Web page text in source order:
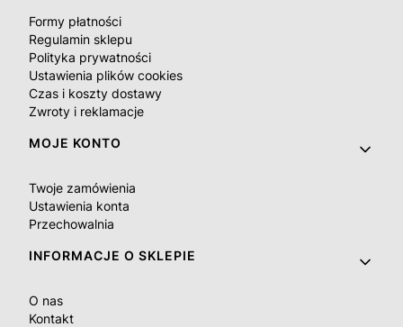
Formy płatności
Regulamin sklepu
Polityka prywatności
Ustawienia plików cookies
Czas i koszty dostawy
Zwroty i reklamacje
MOJE KONTO
Twoje zamówienia
Ustawienia konta
Przechowalnia
INFORMACJE O SKLEPIE
O nas
Kontakt